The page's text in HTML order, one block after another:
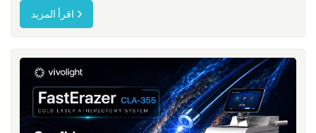
في أمريكا اللاتينية. يمثل هذا الظهور علامة فارقة في مسيرة توسع
اقرأ المزيد